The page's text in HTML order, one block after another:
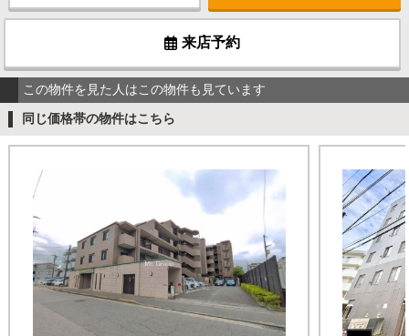
来店予約
この物件を見た人はこの物件も見ています
同じ価格帯の物件はこちら